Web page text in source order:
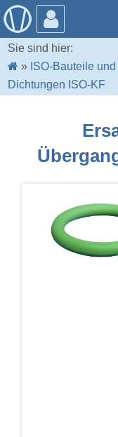
Sie sind hier:
» ISO-Bauteile
Dichtungen ISO-KF